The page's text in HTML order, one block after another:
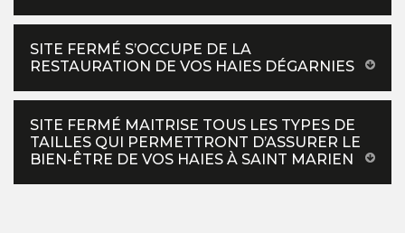
SITE FERMÉ S’OCCUPE DE LA
RESTAURATION DE VOS HAIES DÉGARNIES
SITE FERMÉ MAITRISE TOUS LES TYPES DE
TAILLES QUI PERMETTRONT D’ASSURER LE
BIEN-ÊTRE DE VOS HAIES À SAINT MARIEN